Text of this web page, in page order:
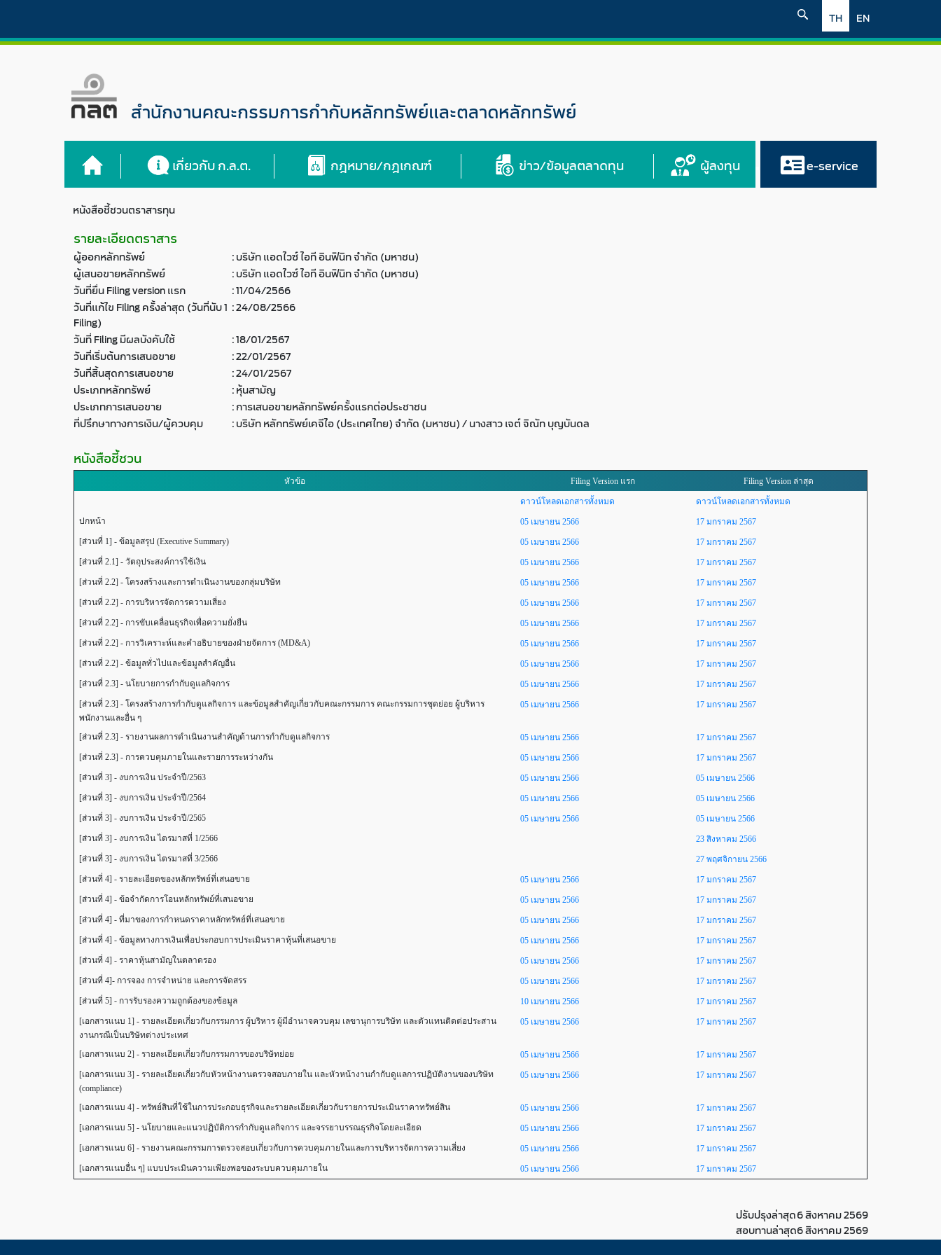
EN
TH
สำนักงานคณะกรรมการกำกับหลักทรัพย์และตลาดหลักทรัพย์
เกี่ยวกับ ก.ล.ต. กฎหมาย/กฎเกณฑ์ ข่าว/ข้อมูลตลาดทุน ผู้ลงทุน e-service
หนังสือชี้ชวนตราสารทุน
รายละเอียดตราสาร
ผู้ออกหลักทรัพย์ :บริษัท แอดไวซ์ ไอที อินฟินิท จำกัด (มหาชน)
ผู้เสนอขายหลักทรัพย์
:บริษัท แอดไวซ์ ไอที อินฟินิท จำกัด (มหาชน)
วันที่ยื่น Filing version แรก
:11/04/2566
วันที่แก้ไข Filing ครั้งล่าสุด (วันที่นับ 1
Filing)
:24/08/2566
วันที่ Filing มีผลบังคับใช้
:18/01/2567
วันที่เริ่มต้นการเสนอขาย
:22/01/2567
วันที่สิ้นสุดการเสนอขาย
:24/01/2567
ประเภทหลักทรัพย์
:หุ้นสามัญ
ประเภทการเสนอขาย
:การเสนอขายหลักทรัพย์ครั้งแรกต่อประชาชน
ที่ปรึกษาทางการเงิน/ผู้ควบคุม
:บริษัท หลักทรัพย์เคจีไอ (ประเทศไทย) จำกัด (มหาชน) / นางสาว เจต์ จิณัท บุญบันดล
หนังสือชี้ชวน
หัวข้อ Filing Version แรก Filing Version ล่าสุด
ดาวน์โหลดเอกสารทั้งหมด
ดาวน์โหลดเอกสารทั้งหมด
ปกหน้า
05 เมษายน 2566
17 มกราคม 2567
[ส่วนที่ 1] - ข้อมูลสรุป (Executive Summary)
05 เมษายน 2566
17 มกราคม 2567
[ส่วนที่ 2.1] - วัตถุประสงค์การใช้เงิน
05 เมษายน 2566
17 มกราคม 2567
[ส่วนที่ 2.2] - โครงสร้างและการดำเนินงานของกลุ่มบริษัท
05 เมษายน 2566
17 มกราคม 2567
[ส่วนที่ 2.2] - การบริหารจัดการความเสี่ยง
05 เมษายน 2566
17 มกราคม 2567
[ส่วนที่ 2.2] - การขับเคลื่อนธุรกิจเพื่อความยั่งยืน
05 เมษายน 2566
17 มกราคม 2567
[ส่วนที่ 2.2] - การวิเคราะห์และคำอธิบายของฝ่ายจัดการ (MD&A)
05 เมษายน 2566
17 มกราคม 2567
[ส่วนที่ 2.2] - ข้อมูลทั่วไปและข้อมูลสำคัญอื่น
05 เมษายน 2566
17 มกราคม 2567
[ส่วนที่ 2.3] - นโยบายการกำกับดูแลกิจการ
05 เมษายน 2566
17 มกราคม 2567
[ส่วนที่ 2.3] - โครงสร้างการกำกับดูแลกิจการ และข้อมูลสำคัญเกี่ยวกับคณะกรรมการ คณะกรรมการชุดย่อย ผู้บริหาร
พนักงานและอื่น ๆ
05 เมษายน 2566 17 มกราคม 2567
[ส่วนที่ 2.3] - รายงานผลการดำเนินงานสำคัญด้านการกำกับดูแลกิจการ 05 เมษายน 2566
17 มกราคม 2567
[ส่วนที่ 2.3] - การควบคุมภายในและรายการระหว่างกัน
05 เมษายน 2566
17 มกราคม 2567
[ส่วนที่ 3] - งบการเงิน ประจำปี/2563
05 เมษายน 2566
05 เมษายน 2566
[ส่วนที่ 3] - งบการเงิน ประจำปี/2564
05 เมษายน 2566
05 เมษายน 2566
[ส่วนที่ 3] - งบการเงิน ประจำปี/2565
05 เมษายน 2566
05 เมษายน 2566
[ส่วนที่ 3] - งบการเงิน ไตรมาสที่ 1/2566
23 สิงหาคม 2566
[ส่วนที่ 3] - งบการเงิน ไตรมาสที่ 3/2566
27 พฤศจิกายน 2566
[ส่วนที่ 4] - รายละเอียดของหลักทรัพย์ที่เสนอขาย
05 เมษายน 2566
17 มกราคม 2567
[ส่วนที่ 4] - ข้อจำกัดการโอนหลักทรัพย์ที่เสนอขาย
05 เมษายน 2566
17 มกราคม 2567
[ส่วนที่ 4] - ที่มาของการกำหนดราคาหลักทรัพย์ที่เสนอขาย
05 เมษายน 2566
17 มกราคม 2567
[ส่วนที่ 4] - ข้อมูลทางการเงินเพื่อประกอบการประเมินราคาหุ้นที่เสนอขาย
05 เมษายน 2566
17 มกราคม 2567
[ส่วนที่ 4] - ราคาหุ้นสามัญในตลาดรอง
05 เมษายน 2566
17 มกราคม 2567
[ส่วนที่ 4]- การจอง การจำหน่าย และการจัดสรร
05 เมษายน 2566
17 มกราคม 2567
[ส่วนที่ 5] - การรับรองความถูกต้องของข้อมูล
10 เมษายน 2566
17 มกราคม 2567
[เอกสารแนบ 1] - รายละเอียดเกี่ยวกับกรรมการ ผู้บริหาร ผู้มีอำนาจควบคุม เลขานุการบริษัท และตัวแทนติดต่อประสาน
งานกรณีเป็นบริษัทต่างประเทศ
05 เมษายน 2566 17 มกราคม 2567
[เอกสารแนบ 2] - รายละเอียดเกี่ยวกับกรรมการของบริษัทย่อย 05 เมษายน 2566
17 มกราคม 2567
[เอกสารแนบ 3] - รายละเอียดเกี่ยวกับหัวหน้างานตรวจสอบภายใน และหัวหน้างานกำกับดูแลการปฏิบัติงานของบริษัท
(compliance)
05 เมษายน 2566 17 มกราคม 2567
[เอกสารแนบ 4] - ทรัพย์สินที่ใช้ในการประกอบธุรกิจและรายละเอียดเกี่ยวกับรายการประเมินราคาทรัพย์สิน 05 เมษายน 2566
17 มกราคม 2567
[เอกสารแนบ 5] - นโยบายและแนวปฏิบัติการกำกับดูแลกิจการ และจรรยาบรรณธุรกิจโดยละเอียด
05 เมษายน 2566
17 มกราคม 2567
[เอกสารแนบ 6] - รายงานคณะกรรมการตรวจสอบเกี่ยวกับการควบคุมภายในและการบริหารจัดการความเสี่ยง
05 เมษายน 2566
17 มกราคม 2567
[เอกสารแนบอื่น ๆ] แบบประเมินความเพียงพอของระบบควบคุมภายใน
05 เมษายน 2566 17 มกราคม 2567
ปรับปรุงล่าสุด6 สิงหาคม 2569
สอบทานล่าสุด6 สิงหาคม 2569